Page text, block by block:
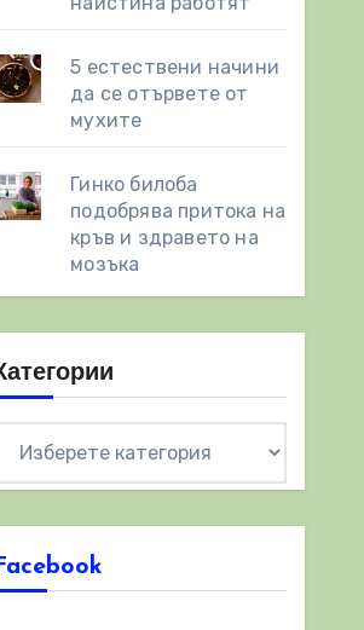
5 естествени начини
да се отървете от
мухите
Гинко билоба
подобрява притока на
кръв и здравето на
мозъка